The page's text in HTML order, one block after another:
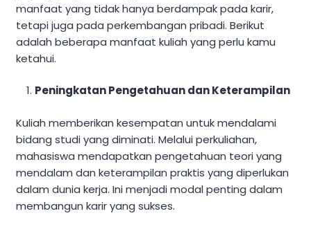
manfaat yang tidak hanya berdampak pada karir,
tetapi juga pada perkembangan pribadi. Berikut
adalah beberapa manfaat kuliah yang perlu kamu
ketahui.
Peningkatan Pengetahuan dan Keterampilan
Kuliah memberikan kesempatan untuk mendalami
bidang studi yang diminati. Melalui perkuliahan,
mahasiswa mendapatkan pengetahuan teori yang
mendalam dan keterampilan praktis yang diperlukan
dalam dunia kerja. Ini menjadi modal penting dalam
membangun karir yang sukses.